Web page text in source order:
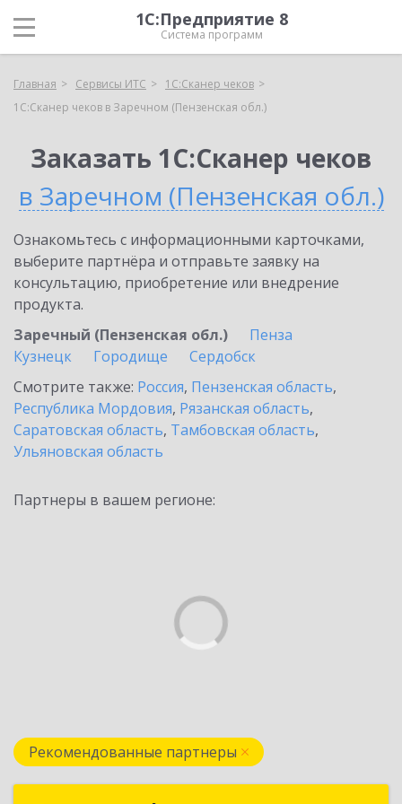
1С:Предприятие 8
Система программ
Главная Сервисы ИТС
1С:Сканер чеков
1С:Сканер чеков в Заречном (Пензенская обл.)
Заказать 1С:Сканер чеков
в Заречном (Пензенская обл.)
Ознакомьтесь с информационными карточками,
выберите партнёра и отправьте заявку на
консультацию, приобретение или внедрение
продукта.
Заречный (Пензенская обл.)
Пенза
Кузнецк
Городище
Сердобск
Смотрите также: Россия, Пензенская область,
Республика Мордовия, Рязанская область,
Саратовская область, Тамбовская область,
Ульяновская область
Партнеры в вашем регионе:
Рекомендованные партнеры